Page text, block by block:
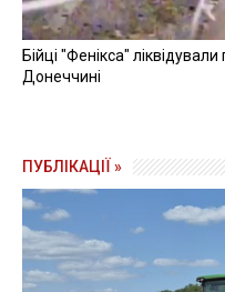
Бійці "Фенікса"
Донеччині
ПУБЛІКАЦІЇ »